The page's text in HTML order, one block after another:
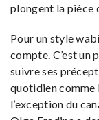
plongent la pièce
Pour un style
compte. C’est un
suivre ses
quotidien comme
l’exception du